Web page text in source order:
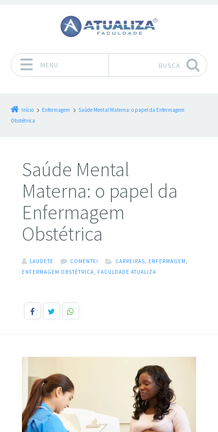
MENU BUSCA
Início Enfermagem
Saúde Mental Materna: o papel da Enfermagem
Obstétrica
Saúde Mental
Materna: o papel da
Enfermagem
Obstétrica
LAUDETE COMENTE! CARREIRAS ENFERMAGEM
ENFERMAGEM OBSTÉTRICA
FACULDADE ATUALIZA